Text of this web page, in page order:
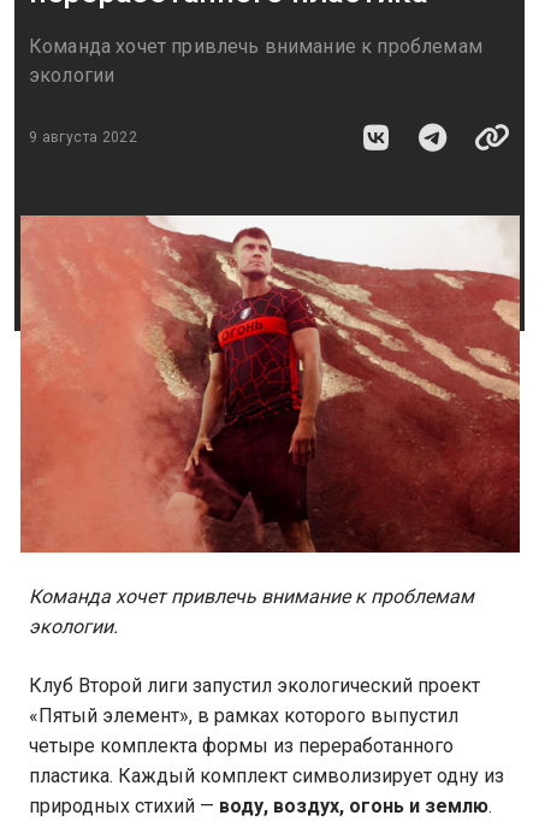
Команда хочет привлечь внимание к проблемам
экологии
9 августа 2022
Команда хочет привлечь внимание к проблемам
экологии.
Клуб Второй лиги запустил экологический проект
«Пятый элемент», в рамках которого выпустил
четыре комплекта формы из переработанного
пластика. Каждый комплект символизирует одну из
природных стихий — воду, воздух, огонь и землю.